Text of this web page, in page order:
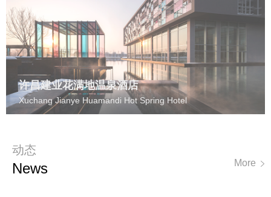
许昌建业花满地温泉酒店
Xuchang Jianye Huamandi Hot Spring Hotel
动态
NEws More